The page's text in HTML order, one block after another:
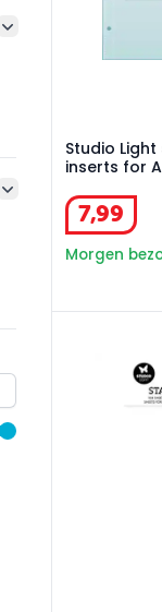
filter button
filter button
range slider button
Studio
inserts for
7,99
Morgen